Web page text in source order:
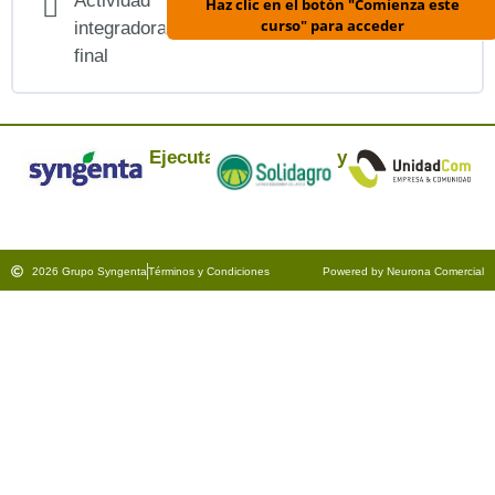
integradora
final
curso" para acceder
Ejecuta: y
2026 Grupo SyngentaTérminos y Condiciones Powered by Neurona Comercial